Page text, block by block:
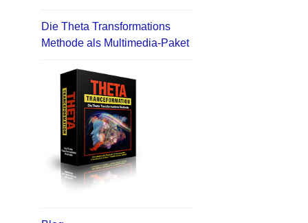
Die Theta Transformations
Methode als Multimedia-Paket